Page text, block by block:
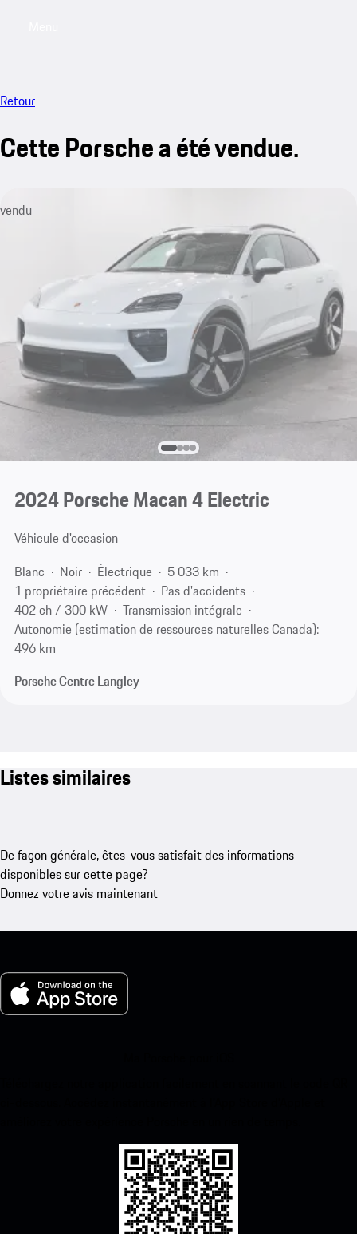
Retour
Cette Porsche a été vendue.
vendu
2024 Porsche Macan 4 Electric
Véhicule d'occasion
Blanc
Noir Électrique
5 033 km
1 propriétaire précédent
Pas d'accidents
402 ch / 300 kW
Transmission intégrale
Autonomie (estimation de ressources naturelles Canada):
496 km
Porsche Centre Langley
Listes similaires
De façon générale, êtes-vous satisfait des informations
disponibles sur cette page?
Donnez votre avis maintenant